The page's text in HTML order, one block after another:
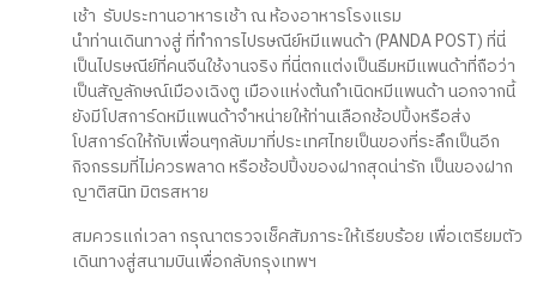
เช้า รับประทานอาหารเช้า ณ ห้องอาหารโรงแรม
นำท่านเดินทางสู่ ที่ทำการไปรษณีย์หมีแพนด้า (PANDA POST) ที่นี่
เป็นไปรษณีย์ที่คนจีนใช้งานจริง ที่นี่ตกแต่งเป็นธีมหมีแพนด้าที่ถือว่า
เป็นสัญลักษณ์เมืองเฉิงตู เมืองแห่งต้นกำเนิดหมีแพนด้า นอกจากนี้
ยังมีโปสการ์ดหมีแพนด้าจำหน่ายให้ท่านเลือกช้อปปิ้งหรือส่ง
โปสการ์ดให้กับเพื่อนๆกลับมาที่ประเทศไทยเป็นของที่ระลึกเป็นอีก
กิจกรรมที่ไม่ควรพลาด หรือช้อปปิ้งของฝากสุดน่ารัก เป็นของฝาก
ญาติสนิท มิตรสหาย
สมควรแก่เวลา กรุณาตรวจเช็คสัมภาระให้เรียบร้อย เพื่อเตรียมตัว
เดินทางสู่สนามบินเพื่อกลับกรุงเทพฯ